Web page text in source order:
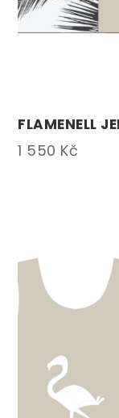
FLAMENELL
1 550 Kč